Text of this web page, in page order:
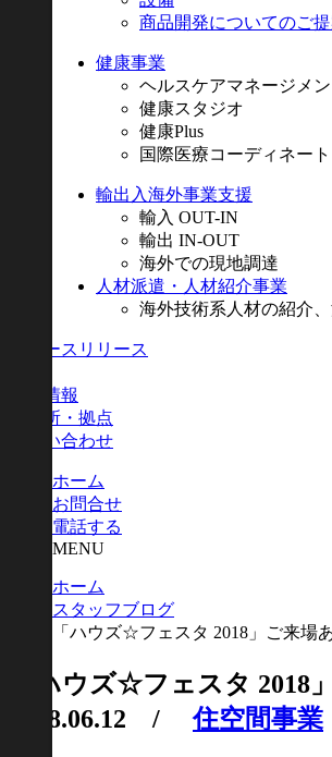
商品開発についてのご
健康事業
ヘルスケアマネージメン
健康スタジオ
健康Plus
国際医療コーディネート
輸出入海外事業支援
輸入 OUT-IN
輸出 IN-OUT
海外での現地調達
人材派遣・人材紹介事業
海外技術系人材の紹介
ニュースリリース
会社情報
事業所・拠点
お問い合わせ
ホーム
お問合せ
電話する
MENU
ホーム
スタッフブログ
「ハウズ☆フェスタ 2018」ご来場
「ハウズ☆フェスタ 2018
2018.06.12 / 住空間事業